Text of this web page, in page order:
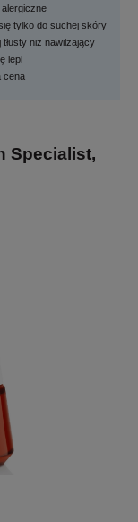
tylko do suchej skóry
tłusty niż nawilżający
lepi
cena
Specialist,